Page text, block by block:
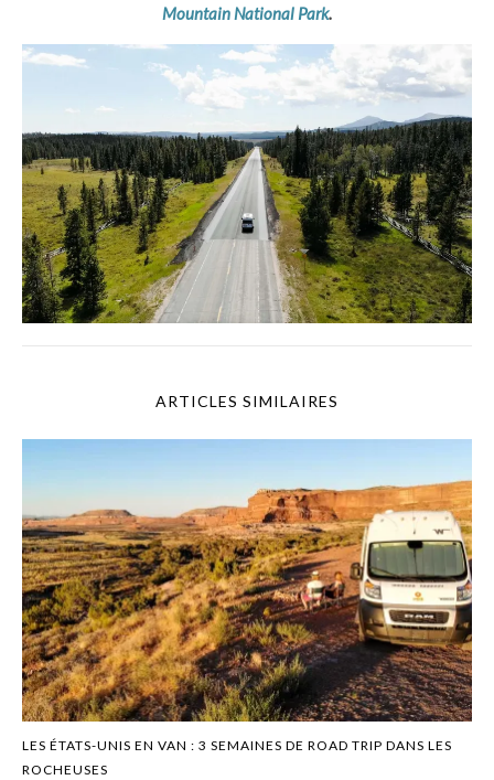
Mountain National Park.
ARTICLES SIMILAIRES
LES ÉTATS-UNIS EN VAN : 3 SEMAINES DE ROAD TRIP DANS LES
ROCHEUSES